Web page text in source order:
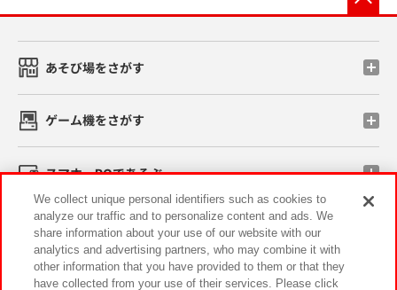
あそび場をさがす
ゲーム機をさがす
スマホ・PCであそぶ
イベント・キャンペーン
We collect unique personal identifiers such as cookies to
analyze our traffic and to personalize content and ads. We
share information about your use of our website with our
analytics and advertising partners, who may combine it with
other information that you have provided to them or that they
have collected from your use of their services. Please click